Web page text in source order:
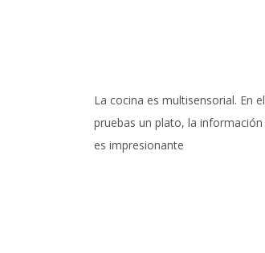
La cocina es multisensorial. En
pruebas un plato, la
es impresionante